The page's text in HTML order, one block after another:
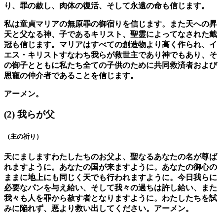
り、罪の赦し、肉体の復活、そして永遠の命も信じます。
私は童貞マリアの無原罪の御宿りを信じます。また天への昇
天と父なる神、子であるキリスト、聖霊によってなされた戴
冠も信じます。マリアはすべての創造物より高く作られ、イ
エス・キリストすなわち我らが救世主であり神でもあり、そ
の御子とともに私たち全ての子供のために共同救済者および
恩寵の仲介者であることを信じます。
アーメン。
(2) 我らが父
（主の祈り）
天にましますわたしたちのお父よ、聖なるあなたの名が尊ば
れますように。あなたの国が来ますように。あなたの御心の
ままに地上にも同じく天でも行われますように。今日我らに
必要なパンを与え給い、そして我々の過ちは許し給い、また
我々も人を罪から赦す者となりますように。わたしたちを試
みに陥れず、悪より救い出してください。アーメン。